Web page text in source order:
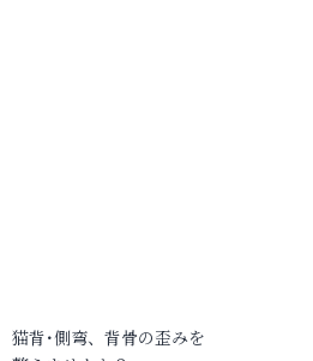
猫背･側弯、背骨の歪みを